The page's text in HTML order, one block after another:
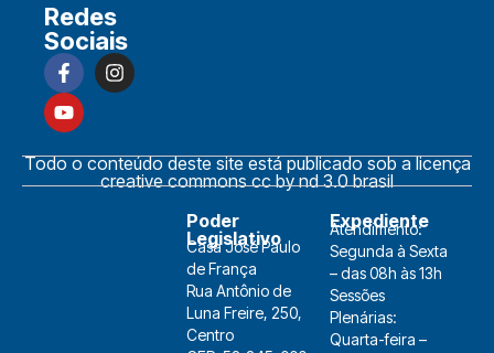
Redes
Sociais
Todo o conteúdo deste site está publicado sob a licença
creative commons cc by nd 3.0 brasil
Poder
Legislativo
Casa José Paulo
de França
Rua Antônio de
Luna Freire, 250,
Centro
Expediente
Atendimento:
Segunda à Sexta
– das 08h às 13h
Sessões
Plenárias:
Quarta-feira –